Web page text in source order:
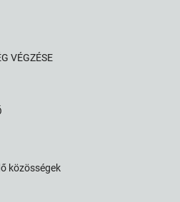
VÉGZÉSE
közösségek